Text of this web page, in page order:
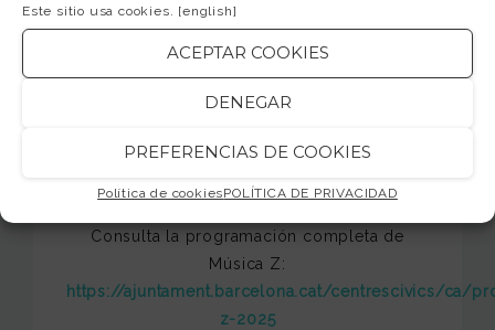
Este sitio usa cookies. [english]
ACEPTAR COOKIES
DENEGAR
PREFERENCIAS DE COOKIES
Política de cookiesPOLÍTICA DE PRIVACIDAD
Venus Voice
17/01/25 – 18:30 h ➤ Centre Cívic J.M. Trias i
03/02/25 – 19 h ➤ Centre Cívic Casa
13/02/25 – 19 h ➤ Centre Cívic Vil·la Florida
Consulta la programación completa de
Música Z:
https://ajuntament.barcelona.cat/centrescivics/ca/
z-2025